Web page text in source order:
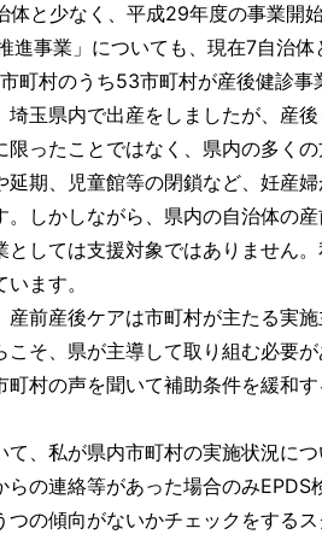
体と少なく、平成29年度の事業
進事業」についても、現在7自治
町村のうち53市町村が産後健診事
玉県内で出産をしましたが、産
ったことではなく、県内の多く
期、児童館等の閉鎖など、妊産
しかしながら、県内の自治体の
しては支援対象ではありません
ます。
前産後ケアは市町村が主たる実
そ、県が主導して取り組む必要
町村の声を聞いて補助条件を緩和
、私が県内市町村の実施状況に
の連絡等があった場合のみ
の傾向がないかチェックをする